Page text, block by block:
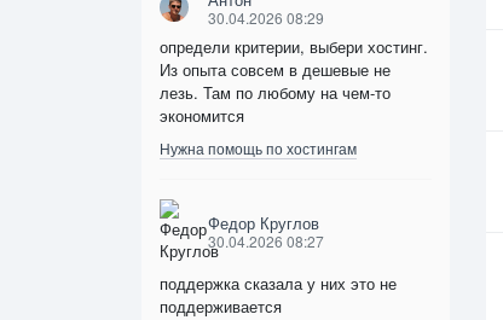
30.04.2026 08:29
определи критерии, выбери хостинг.
Из опыта совсем в дешевые не
лезь. Там по любому на чем-то
экономится
Нужна помощь по хостингам
Федор Круглов
30.04.2026 08:27
поддержка сказала у них это не
поддерживается